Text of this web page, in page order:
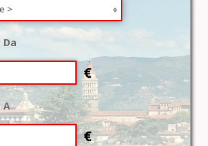
>
Da
€
A
€